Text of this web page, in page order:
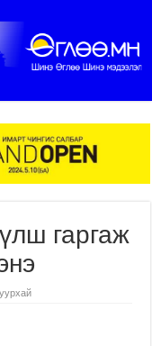
гаргаж